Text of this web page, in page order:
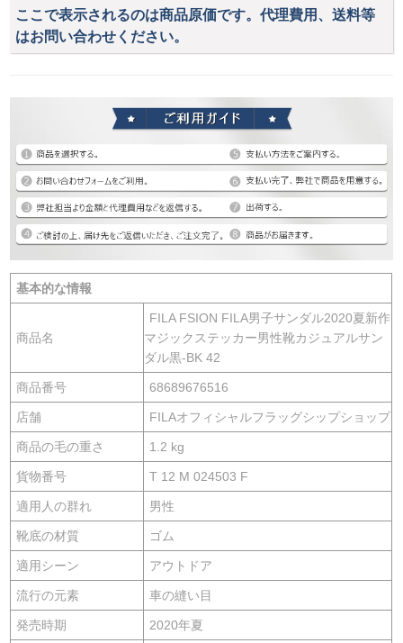
ここで表示されるのは商品原価です。代理費用、送料等
はお問い合わせください。
基本的な情報
商品名
FILA FSION FILA男子サンダル2020夏新作
マジックステッカー男性靴カジュアルサン
ダル黒-BK 42
商品番号 68689676516
店舗 FILAオフィシャルフラッグシップショップ
商品の毛の重さ 1.2 kg
貨物番号 T 12 M 024503 F
適用人の群れ 男性
靴底の材質 ゴム
適用シーン アウトドア
流行の元素 車の縫い目
発売時期 2020年夏